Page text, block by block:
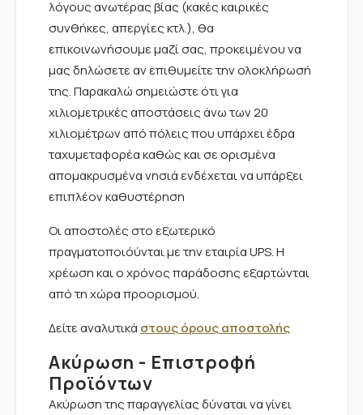
λόγους ανωτέρας βίας (κακές καιρικές
συνθήκες, απεργίες κτλ.), θα
επικοινωνήσουμε μαζί σας, προκειμένου να
μας δηλώσετε αν επιθυμείτε την ολοκλήρωσή
της. Παρακαλώ σημειώστε ότι για
χιλιομετρικές αποστάσεις άνω των 20
χιλιομέτρων από πόλεις που υπάρχει έδρα
ταχυμεταφορέα καθώς και σε ορισμένα
απομακρυσμένα νησιά ενδέχεται να υπάρξει
επιπλέον καθυστέρηση
Οι αποστολές στο εξωτερικό
πραγματοποιόύνται με την εταιρία UPS. Η
χρέωση και ο χρόνος παράδοσης εξαρτώνται
από τη χώρα προορισμού.
Δείτε αναλυτικά στους όρους αποστολής
Ακύρωση - Επιστροφή
Προϊόντων
Ακύρωση της παραγγελίας δύναται να γίνει